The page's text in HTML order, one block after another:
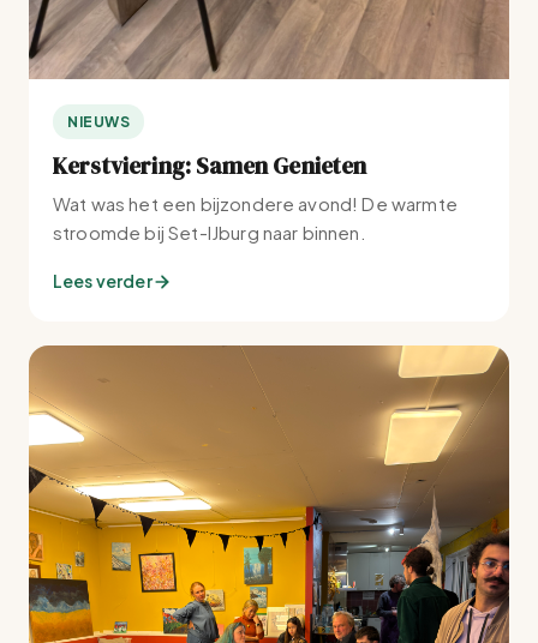
NIEUWS
Kerstviering: Samen Genieten
Wat was het een bijzondere avond! De warmte
stroomde bij Set-IJburg naar binnen.
Lees verder